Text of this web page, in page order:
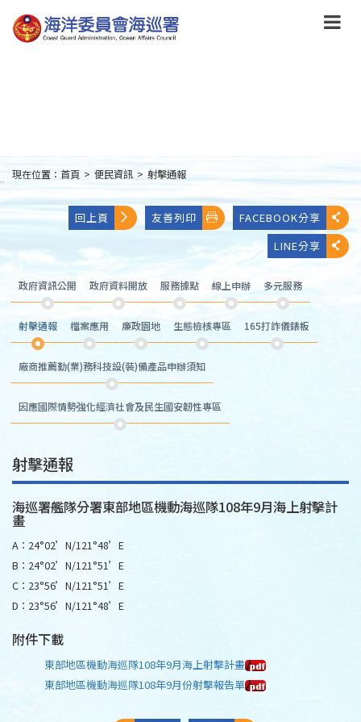
到
主
:::
現在位置： 首頁 > 便民資訊 > 射擊通報
回上頁 友善列印
FACEBOOK分享
LINE分享
政府資訊公開 政府資料開放 服務據點 線上申辦 多元服務
射擊通報 檔案應用 廉政園地 生態檢核專區 165打詐儀錶板
廠商推薦勤(業)務科技設(裝)備產品申辦須知
因應國際情勢強化經濟社會及民生國安韌性專區
射擊通報
海巡署艦隊分署東部地區機動海巡隊108年9月海上射擊計
畫
A：24°02’N/121°48’E
B：24°02’N/121°51’E
C：23°56’N/121°51’E
D：23°56’N/121°48’E
附件下載
東部地區機動海巡隊108年9月海上射擊計畫
東部地區機動海巡隊108年9月份射擊報告單